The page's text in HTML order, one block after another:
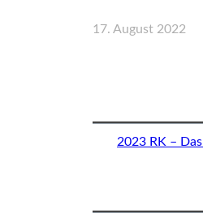
17. August 2022
2023 RK –